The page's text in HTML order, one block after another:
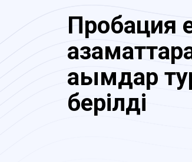
Пробация
ағымдар
берілді